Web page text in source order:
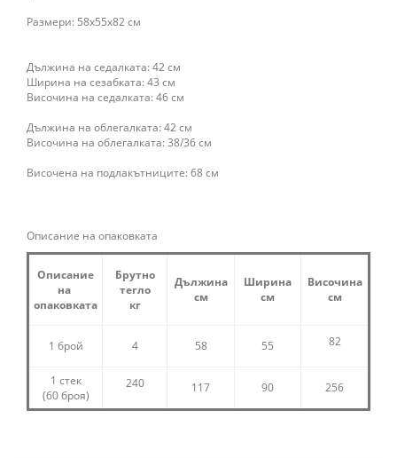
Размери: 58x55x82 см
Дължина на седалката: 42 см
Ширина на сезабката: 43 см
Височина на седалката: 46 см
Дължина на облегалката: 42 см
Височина на облегалката: 38/36 см
Височена на подлакътниците: 68 см
Описание на опаковката
Описание
на
опаковката
Брутно
тегло
кг
Дължина
см
Ширина
см
Височина
см
1 брой 4 58 55 82
1 стек
(60 броя)
240 117 90 256